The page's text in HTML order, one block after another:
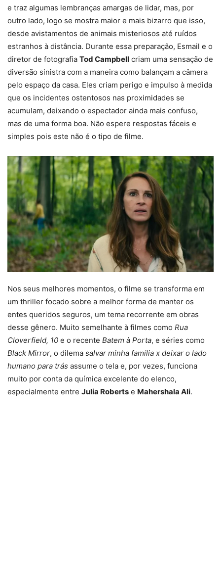
e traz algumas lembranças amargas de lidar, mas, por
outro lado, logo se mostra maior e mais bizarro que isso,
desde avistamentos de animais misteriosos até ruídos
estranhos à distância. Durante essa preparação, Esmail e o
diretor de fotografia Tod Campbell criam uma sensação de
diversão sinistra com a maneira como balançam a câmera
pelo espaço da casa. Eles criam perigo e impulso à medida
que os incidentes ostentosos nas proximidades se
acumulam, deixando o espectador ainda mais confuso,
mas de uma forma boa. Não espere respostas fáceis e
simples pois este não é o tipo de filme.
Nos seus melhores momentos, o filme se transforma em
um thriller focado sobre a melhor forma de manter os
entes queridos seguros, um tema recorrente em obras
desse gênero. Muito semelhante à filmes como Rua
Cloverfield, 10 e o recente Batem à Porta, e séries como
Black Mirror, o dilema salvar minha família x deixar o lado
humano para trás assume o tela e, por vezes, funciona
muito por conta da química excelente do elenco,
especialmente entre Julia Roberts e Mahershala Ali.